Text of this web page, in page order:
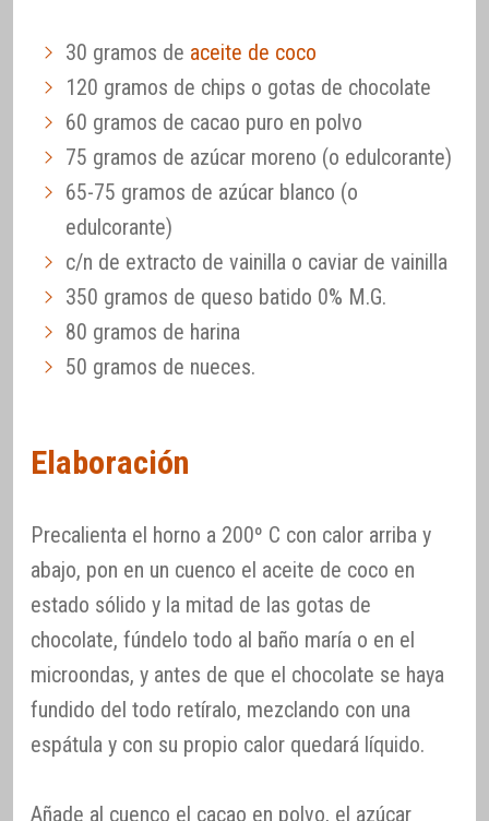
30 gramos de aceite de coco
120 gramos de chips o gotas de chocolate
60 gramos de cacao puro en polvo
75 gramos de azúcar moreno (o edulcorante)
65-75 gramos de azúcar blanco (o
edulcorante)
c/n de extracto de vainilla o caviar de vainilla
350 gramos de queso batido 0% M.G.
80 gramos de harina
50 gramos de nueces.
Elaboración
Precalienta el horno a 200º C con calor arriba y
abajo, pon en un cuenco el aceite de coco en
estado sólido y la mitad de las gotas de
chocolate, fúndelo todo al baño maría o en el
microondas, y antes de que el chocolate se haya
fundido del todo retíralo, mezclando con una
espátula y con su propio calor quedará líquido.
Añade al cuenco el cacao en polvo, el azúcar